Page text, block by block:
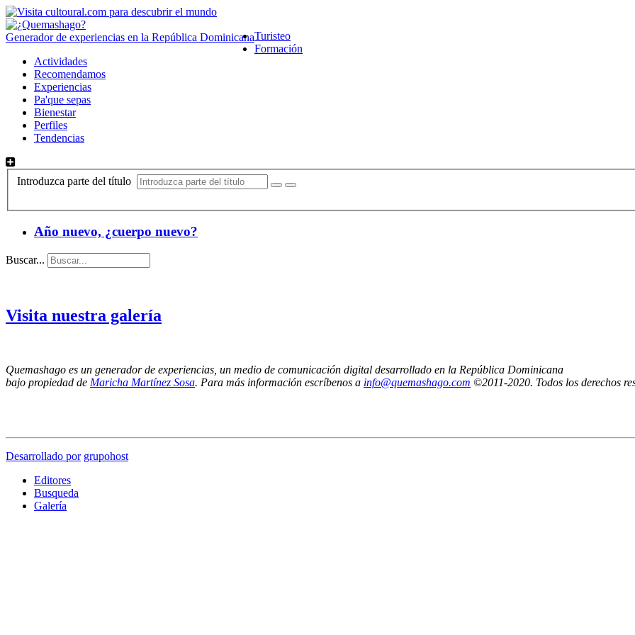
Generador de experiencias en la República DominicanaTuristeo
Formación
Actividades
Recomendamos
Experiencias
Pa'que sepas
Bienestar
Perfiles
Tendencias
Introduzca parte del título
Año nuevo, ¿cuerpo nuevo?
Buscar...
Visita nuestra galería
Quemashago es un generador de experiencias, un medio de comunicación digital desarrollado en la República Dominicana
bajo propiedad de Maricha Martínez Sosa. Para más información escríbenos a info@quemashago.com ©2011-2020. Todos los derechos
Desarrollado por grupohost
Editores
Busqueda
Galería